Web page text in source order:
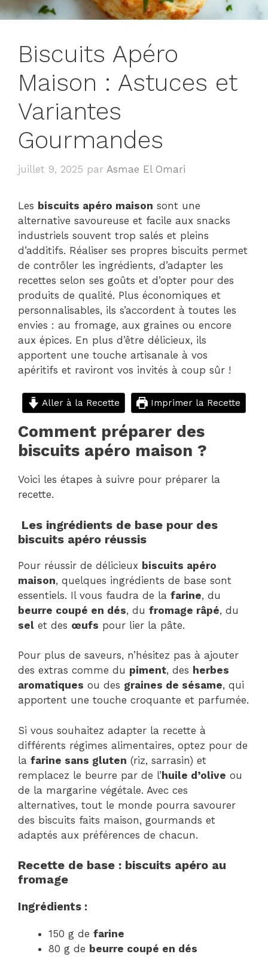
Biscuits Apéro
Maison : Astuces et
Variantes
Gourmandes
juillet 9, 2025 par Asmae El Omari
Les biscuits apéro maison sont une
alternative savoureuse et facile aux snacks
industriels souvent trop salés et pleins
d’additifs. Réaliser ses propres biscuits permet
de contrôler les ingrédients, d’adapter les
recettes selon ses goûts et d’opter pour des
produits de qualité. Plus économiques et
personnalisables, ils s’accordent à toutes les
envies : au fromage, aux graines ou encore
aux épices. En plus d’être délicieux, ils
apportent une touche artisanale à vos
apéritifs et raviront vos invités à coup sûr !
Aller à la Recette Imprimer la Recette
Comment préparer des
biscuits apéro maison ?
Voici les étapes à suivre pour préparer la
recette.
Les ingrédients de base pour des
biscuits apéro réussis
Pour réussir de délicieux biscuits apéro
maison, quelques ingrédients de base sont
essentiels. Il vous faudra de la farine, du
beurre coupé en dés, du fromage râpé, du
sel et des œufs pour lier la pâte.
Pour plus de saveurs, n’hésitez pas à ajouter
des extras comme du piment, des herbes
aromatiques ou des graines de sésame, qui
apportent une touche croquante et parfumée.
Si vous souhaitez adapter la recette à
différents régimes alimentaires, optez pour de
la farine sans gluten (riz, sarrasin) et
remplacez le beurre par de l’huile d’olive ou
de la margarine végétale. Avec ces
alternatives, tout le monde pourra savourer
des biscuits faits maison, gourmands et
adaptés aux préférences de chacun.
Recette de base : biscuits apéro au
fromage
Ingrédients :
150 g de farine
80 g de beurre coupé en dés